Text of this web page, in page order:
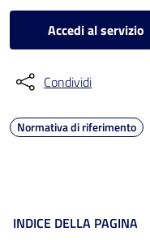
Accedi al servizio
Condividi
Normativa di riferimento
INDICE DELLA PAGINA